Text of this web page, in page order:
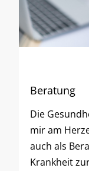
Beratung
Die
mir am
auch als
Krankheit